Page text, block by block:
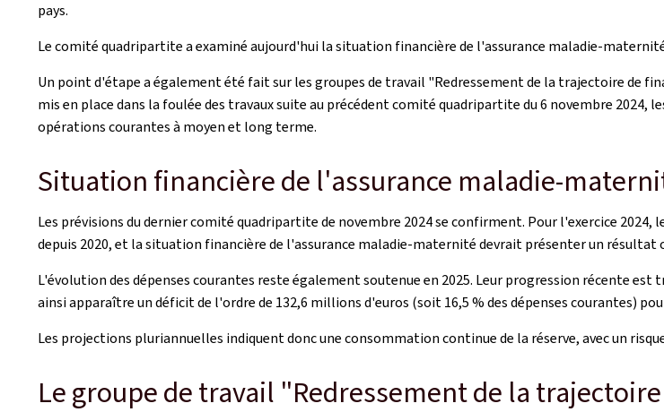
pays.
Le comité quadripartite a examiné aujourd'hui la situation financière de l'assurance maladie-
Un point d'étape a également été fait sur les groupes de travail "Redressement de la trajectoire de
mis en place dans la foulée des travaux suite au précédent comité quadripartite du 6 novembre 2024,
opérations courantes à moyen et long terme.
Situation financière de l'assurance maladie-
Les prévisions du dernier comité quadripartite de novembre 2024 se confirment. Pour l'exercice
depuis 2020, et la situation financière de l'assurance maladie-maternité devrait présenter un
L'évolution des dépenses courantes reste également soutenue en 2025. Leur progression récente
ainsi apparaître un déficit de l'ordre de 132,6 millions d'euros (soit 16,5 % des dépenses courantes)
Les projections pluriannuelles indiquent donc une consommation continue de la réserve, avec un
Le groupe de travail "Redressement de la